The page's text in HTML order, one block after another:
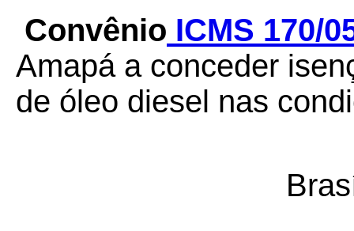
Convênio ICMS 170/
Amapá a conceder
de óleo diesel nas